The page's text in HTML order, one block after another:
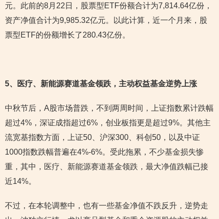
元。此前的8月22日，股票型ETF份额合计为7,814.64亿份，
资产净值合计为9,985.32亿元。以此计算，近一个月来，股
票型ETF的份额增长了280.43亿份。
5、医疗、新能源赛道基金领跌，主动权益基金逆势上涨
中秋节后，A股市场普跌，不到两周时间，上证指数累计跌幅
超过4%，深证成指超过6%，创业板指更是超过9%。其他主
流宽基指数方面，上证50、沪深300、科创50，以及中证
1000指数跌幅普遍在4%-6%。受此拖累，不少基金损失惨
重，其中，医疗、新能源赛道基金领跌，最大净值跌幅已接
近14%。
不过，在本轮调整中，也有一些基金净值不跌反升，逆势走